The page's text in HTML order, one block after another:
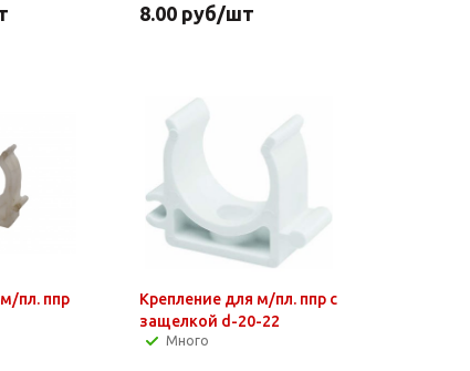
8.00руб/шт
пл. ппр
Крепление для м/пл. ппр с
защелкой d-20-22
Много